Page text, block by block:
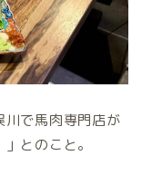
川で馬肉専門店が
とのこと。